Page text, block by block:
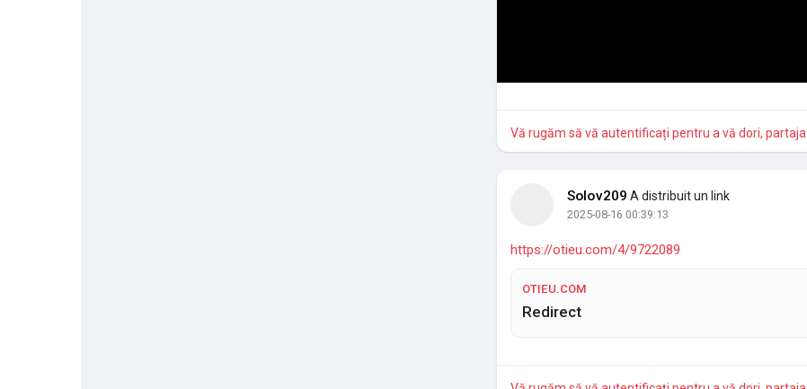
Vă rugăm să vă autentificați pentru a vă dori,
Solov209 A distribuit un link
2025-08-16 00:39:13
https://otieu.com/4/9722089
OTIEU.COM
Redirect